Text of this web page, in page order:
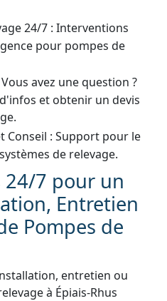
24/7 : Interventions
pour pompes de
Vous avez une question ?
et obtenir un devis
Conseil : Support pour le
de relevage.
24/7 pour un
Entretien
Pompes de
entretien ou
à Épiais-Rhus